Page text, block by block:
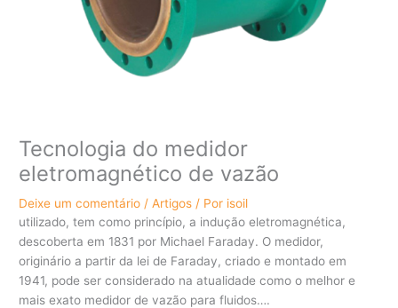
Tecnologia do medidor
eletromagnético de vazão
Deixe um comentário /Artigos / Por isoil
utilizado, tem como princípio, a indução eletromagnética,
descoberta em 1831 por Michael Faraday. O medidor,
originário a partir da lei de Faraday, criado e montado em
1941, pode ser considerado na atualidade como o melhor e
mais exato medidor de vazão para fluidos….